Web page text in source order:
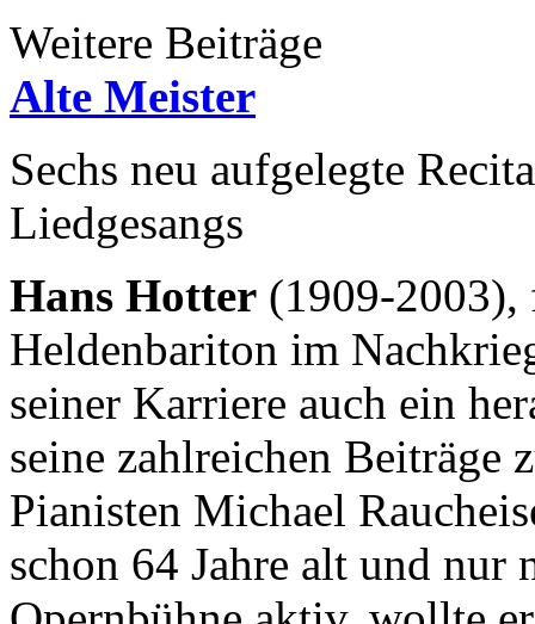
Weitere Beiträge
Alte Meister
Sechs neu aufgelegte
Liedgesangs
Hans Hotter (1909-2003),
Heldenbariton im
seiner Karriere auch ein
seine zahlreichen Beiträge
Pianisten Michael
schon 64 Jahre alt und nur